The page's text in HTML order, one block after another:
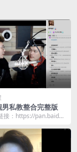
私教整合完整版
接：https://pan.baidu.